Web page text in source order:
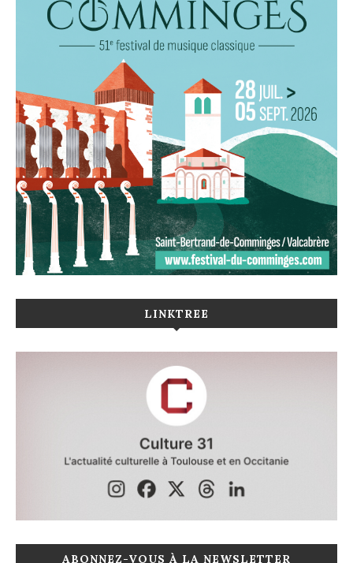
LINKTREE
ABONNEZ-VOUS À LA NEWSLETTER